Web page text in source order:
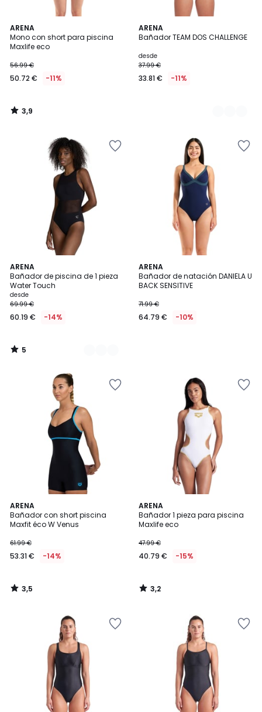
ARENA
Mono con short para piscina
Maxlife eco
56.99 €
50.72 € -11%
3,9
/ 5
3,9
/
ARENA
Bañador TEAM DOS CHALLENGE
desde
37.99 €
33.81 € -11%
3
Colores
ARENA
Bañador de piscina de 1 pieza
Water Touch
desde
69.99 €
60.19 € -14%
5
/
5
2
Colores
5
/
ARENA
Bañador de natación DANIELA U
BACK SENSITIVE
71.99 €
64.79 € -10%
ARENA
Bañador con short piscina
Maxfit éco W Venus
61.99 €
53.31 € -14%
3,5
/ 5
3,5
/
ARENA
Bañador 1 pieza para piscina
Maxlife eco
47.99 €
40.79 € -15%
3,2
/ 5
3,2
/